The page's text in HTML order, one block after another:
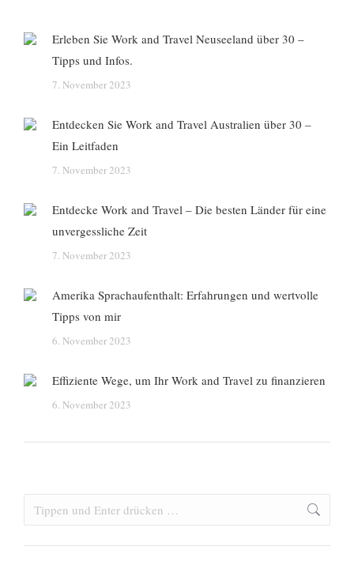
Erleben Sie Work and Travel Neuseeland über 30 –
Tipps und Infos.
7. November 2023
Entdecken Sie Work and Travel Australien über 30 –
Ein Leitfaden
7. November 2023
Entdecke Work and Travel – Die besten Länder für eine
unvergessliche Zeit
7. November 2023
Amerika Sprachaufenthalt: Erfahrungen und wertvolle
Tipps von mir
6. November 2023
Effiziente Wege, um Ihr Work and Travel zu finanzieren
6. November 2023
Search: